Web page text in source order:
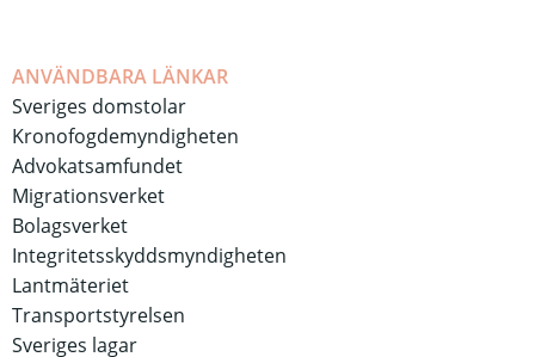
ANVÄNDBARA LÄNKAR
Sveriges domstolar
Kronofogdemyndigheten
Advokatsamfundet
Migrationsverket
Bolagsverket
Integritetsskyddsmyndigheten
Lantmäteriet
Transportstyrelsen
Sveriges lagar